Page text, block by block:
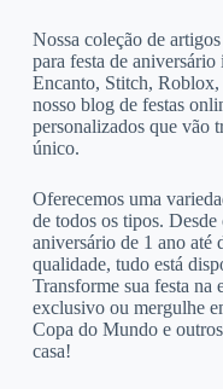
Nossa coleção de
para festa de
Encanto, Stitch,
nosso blog de festas
personalizados que vão
único.
Oferecemos uma
de todos os tipos.
aniversário de 1 ano até
qualidade, tudo está
Transforme sua festa na
exclusivo ou mergulhe
Copa do Mundo e
casa!